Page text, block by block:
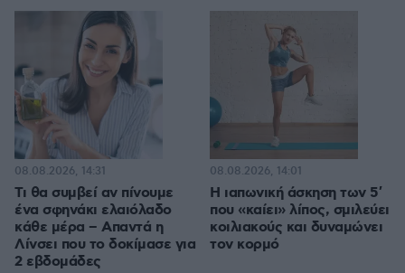
Τι θα συμβεί αν πίνουμε
ένα σφηνάκι ελαιόλαδο
κάθε μέρα – Απαντά η
Λίνσει που το δοκίμασε για
2 εβδομάδες
08.08.2026, 14:31
Η ιαπωνική άσκηση των 5′
που «καίει» λίπος, σμιλεύει
κοιλιακούς και δυναμώνει
τον κορμό
08.08.2026, 14:01